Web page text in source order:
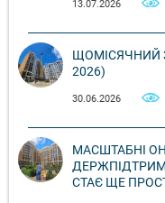
13.07.2026
ЩОМІСЯЧНИЙ
2026)
30.06.2026
МАСШТАБНІ
СТАЄ ЩЕ